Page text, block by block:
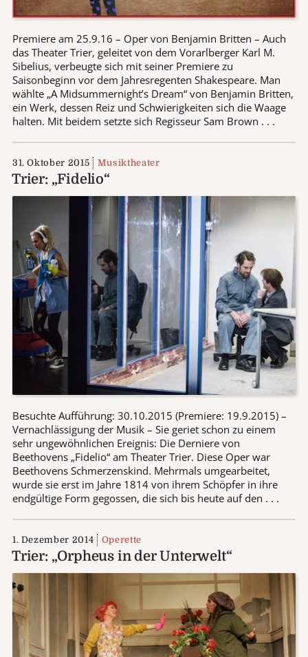
Premiere am 25.9.16 – Oper von Benjamin Britten – Auch
das Theater Trier, geleitet von dem Vorarlberger Karl M.
Sibelius, verbeugte sich mit seiner Premiere zu
Saisonbeginn vor dem Jahresregenten Shakespeare. Man
wählte „A Midsummernight’s Dream“ von Benjamin Britten,
ein Werk, dessen Reiz und Schwierigkeiten sich die Waage
halten. Mit beidem setzte sich Regisseur Sam Brown . . .
31. Oktober 2015 Musiktheater
Trier: „Fidelio“
Besuchte Aufführung: 30.10.2015 (Premiere: 19.9.2015) –
Vernachlässigung der Musik – Sie geriet schon zu einem
sehr ungewöhnlichen Ereignis: Die Derniere von
Beethovens „Fidelio“ am Theater Trier. Diese Oper war
Beethovens Schmerzenskind. Mehrmals umgearbeitet,
wurde sie erst im Jahre 1814 von ihrem Schöpfer in ihre
endgültige Form gegossen, die sich bis heute auf den . . .
1. Dezember 2014 Operette
Trier: „Orpheus in der Unterwelt“